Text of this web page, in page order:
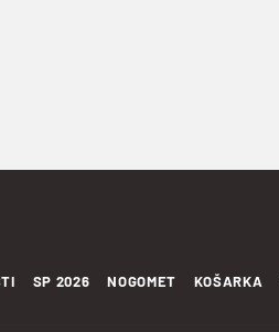
SP 2026 NOGOMET KOŠARKA